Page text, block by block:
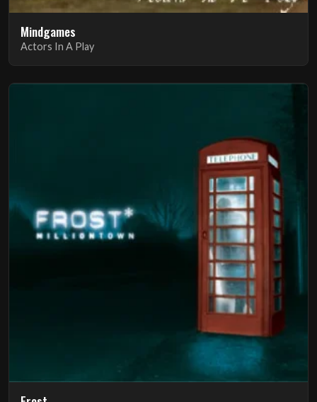
Mindgames
Actors In A Play